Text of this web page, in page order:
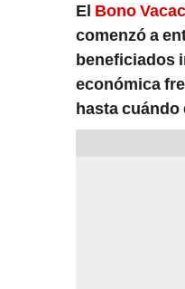
El Bono
comenzó a
beneficiados
económica
hasta